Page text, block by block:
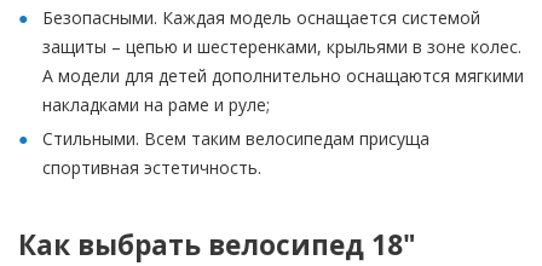
Безопасными. Каждая модель оснащается системой
защиты – цепью и шестеренками, крыльями в зоне колес.
А модели для детей дополнительно оснащаются мягкими
накладками на раме и руле;
Стильными. Всем таким велосипедам присуща
спортивная эстетичность.
Как выбрать велосипед 18"